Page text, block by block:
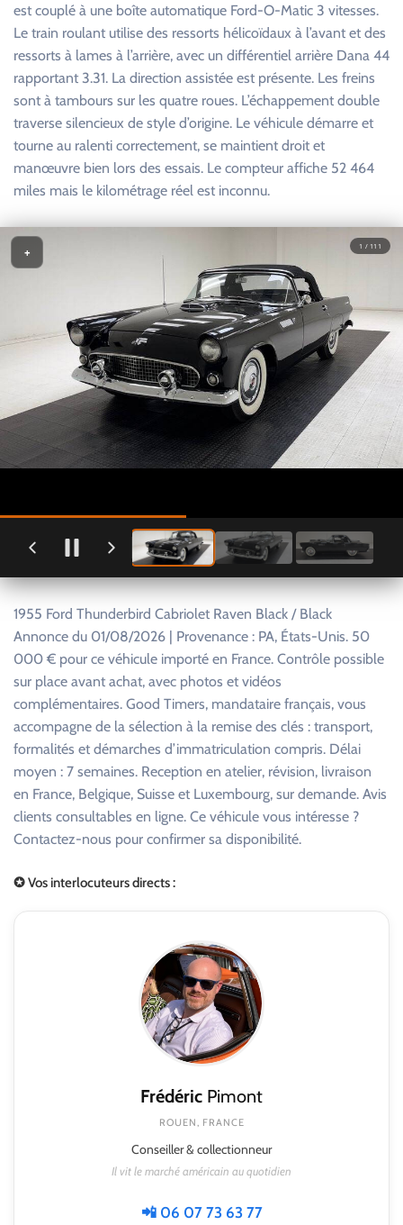
est couplé à une boîte automatique Ford-O-Matic 3 vitesses.
Le train roulant utilise des ressorts hélicoïdaux à l’avant et des
ressorts à lames à l’arrière, avec un différentiel arrière Dana 44
rapportant 3.31. La direction assistée est présente. Les freins
sont à tambours sur les quatre roues. L’échappement double
traverse silencieux de style d’origine. Le véhicule démarre et
tourne au ralenti correctement, se maintient droit et
manœuvre bien lors des essais. Le compteur affiche 52 464
miles mais le kilométrage réel est inconnu.
1 / 111
+
1955 Ford Thunderbird Cabriolet Raven Black / Black
Annonce du 01/08/2026 | Provenance : PA, États-Unis. 50
000 € pour ce véhicule importé en France. Contrôle possible
sur place avant achat, avec photos et vidéos
complémentaires. Good Timers, mandataire français, vous
accompagne de la sélection à la remise des clés : transport,
formalités et démarches d’immatriculation compris. Délai
moyen : 7 semaines. Reception en atelier, révision, livraison
en France, Belgique, Suisse et Luxembourg, sur demande. Avis
clients consultables en ligne. Ce véhicule vous intéresse ?
Contactez-nous pour confirmer sa disponibilité.
✪ Vos interlocuteurs directs :
Frédéric Pimont
ROUEN, FRANCE
Conseiller & collectionneur
Il vit le marché américain au quotidien
📲 06 07 73 63 77